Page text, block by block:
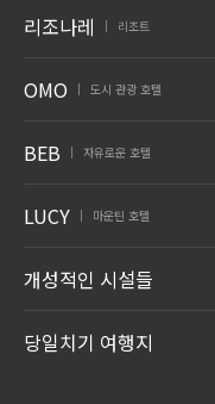
리조나레 리조트
OMO 도시 관광 호텔
BEB 자유로운 호텔
LUCY 마운틴 호텔
개성적인 시설들
당일치기 여행지